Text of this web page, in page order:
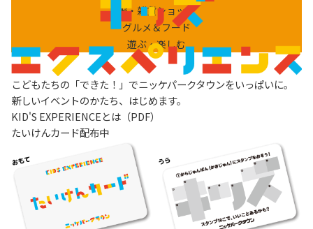
服・雑貨ショップ
グルメ＆フード
遊ぶ・楽しむ
こどもたちの「できた！」でニッケパークタウンをいっぱいに。
新しいイベントのかたち、はじめます。
KID'S EXPERIENCEとは（PDF）
たいけんカード配布中